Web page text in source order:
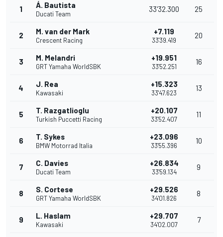
1 Á. Bautista
Ducati Team
33'32.300 25
2 M. van der Mark
Crescent Racing
+7.119
33'39.419
20
3 M. Melandri
GRT Yamaha WorldSBK
+19.951
33'52.251
16
4 J. Rea
Kawasaki
+15.323
33'47.623
13
5 T. Razgatlioglu
Turkish Puccetti Racing
+20.107
33'52.407
11
6 T. Sykes
BMW Motorrad Italia
+23.096
33'55.396
10
7 C. Davies
Ducati Team
+26.834
33'59.134
9
8 S. Cortese
GRT Yamaha WorldSBK
+29.526
34'01.826
8
9 L. Haslam
Kawasaki
+29.707
34'02.007
7